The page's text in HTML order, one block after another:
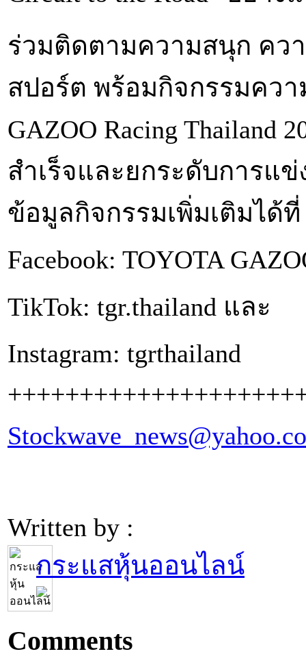
ร่วมติดตามความสนุก คว
สปอร์ต พร้อมกิจกรรมควา
GAZOO Racing
สำเร็จและยกระดับการแ
ข้อมูลกิจกรรมเพิ่มเติมได้ที่
Facebook: TOYOTA
TikTok: tgr.thailand และ
Instagram: tgrthailand
Written by :
กระแสหุ้นออนไลน์
Comments